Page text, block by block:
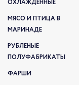
ОХЛАЖДЕННЫЕ
МЯСО И ПТИЦА В
МАРИНАДЕ
РУБЛЕНЫЕ
ПОЛУФАБРИКАТЫ
ФАРШИ